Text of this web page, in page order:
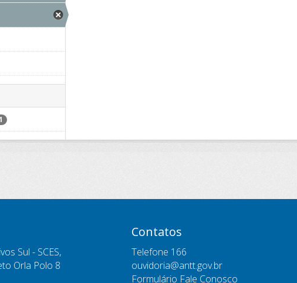
Sul - SCES,
Orla Polo 8
Contatos
Telefone 166
ouvidoria@antt.gov.br
Formulário Fale Conosco